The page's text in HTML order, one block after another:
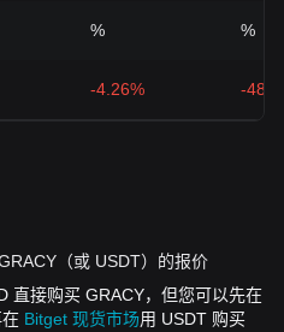
% %
-4.26% -
（或 USDT）的报价
直接购买 GRACY，但您可以先在
Bitget 现货市场用 USDT 购买